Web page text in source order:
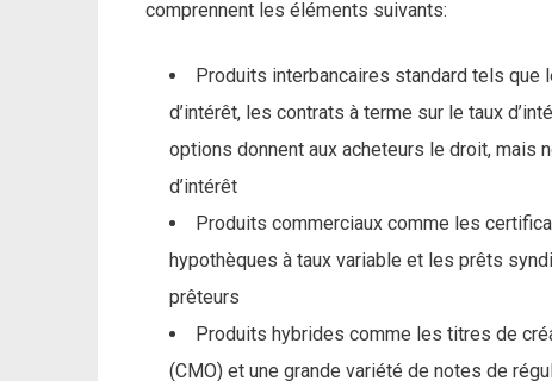
comprennent les éléments suivants:
Produits interbancaires standard tels que
d’intérêt, les contrats à terme sur le taux
options donnent aux acheteurs le droit, mais
d’intérêt
Produits commerciaux comme les
hypothèques à taux variable et les prêts
prêteurs
Produits hybrides comme les titres de
(CMO) et une grande variété de notes de